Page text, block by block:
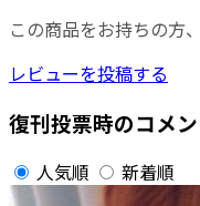
この商品をお持ちの方
レビューを投稿する
復刊投票時のコメ
人気順 新着順